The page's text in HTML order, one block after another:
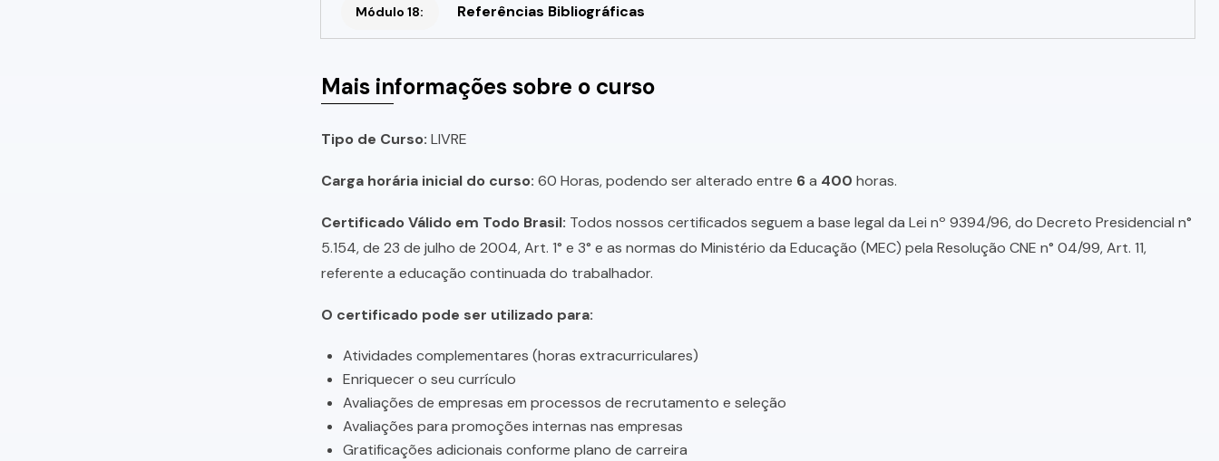
Módulo 18: Referências Bibliográficas
Mais informações sobre o curso
Tipo de Curso: LIVRE
Carga horária inicial do curso: 60 Horas, podendo ser alterado entre 6a 400 horas.
Certificado Válido em Todo Brasil: Todos nossos certificados seguem a base legal da Lei nº 9394/96, do Decreto Presidencial n°
5.154, de 23 de julho de 2004, Art. 1° e 3° e as normas do Ministério da Educação (MEC) pela Resolução CNE n° 04/99, Art. 11,
referente a educação continuada do trabalhador.
O certificado pode ser utilizado para:
Atividades complementares (horas extracurriculares)
Enriquecer o seu currículo
Avaliações de empresas em processos de recrutamento e seleção
Avaliações para promoções internas nas empresas
Gratificações adicionais conforme plano de carreira